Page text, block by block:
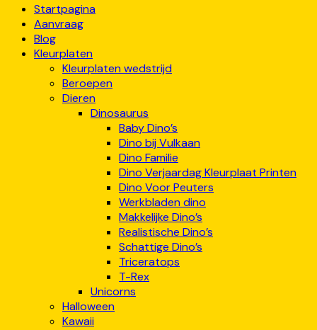
Startpagina
Aanvraag
Blog
Kleurplaten
Kleurplaten wedstrijd
Beroepen
Dieren
Dinosaurus
Baby Dino’s
Dino bij Vulkaan
Dino Familie
Dino Verjaardag Kleurplaat Printen
Dino Voor Peuters
Werkbladen dino
Makkelijke Dino’s
Realistische Dino’s
Schattige Dino’s
Triceratops
T-Rex
Unicorns
Halloween
Kawaii